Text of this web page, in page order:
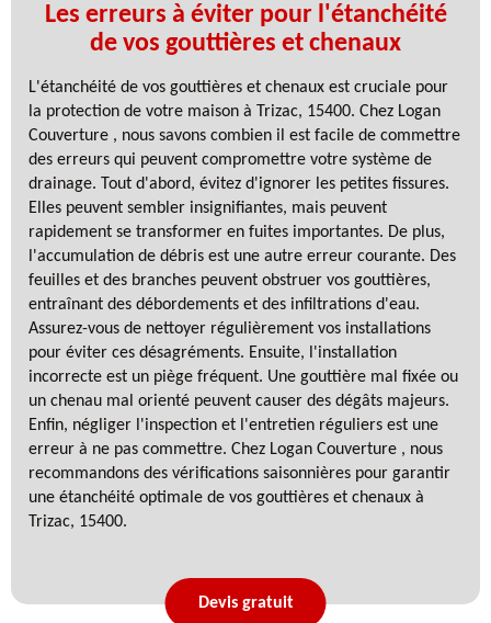
Les erreurs à éviter pour l'étanchéité
de vos gouttières et chenaux
L'étanchéité de vos gouttières et chenaux est cruciale pour
la protection de votre maison à Trizac, 15400. Chez Logan
Couverture , nous savons combien il est facile de commettre
des erreurs qui peuvent compromettre votre système de
drainage. Tout d'abord, évitez d'ignorer les petites fissures.
Elles peuvent sembler insignifiantes, mais peuvent
rapidement se transformer en fuites importantes. De plus,
l'accumulation de débris est une autre erreur courante. Des
feuilles et des branches peuvent obstruer vos gouttières,
entraînant des débordements et des infiltrations d'eau.
Assurez-vous de nettoyer régulièrement vos installations
pour éviter ces désagréments. Ensuite, l'installation
incorrecte est un piège fréquent. Une gouttière mal fixée ou
un chenau mal orienté peuvent causer des dégâts majeurs.
Enfin, négliger l'inspection et l'entretien réguliers est une
erreur à ne pas commettre. Chez Logan Couverture , nous
recommandons des vérifications saisonnières pour garantir
une étanchéité optimale de vos gouttières et chenaux à
Trizac, 15400.
Devis gratuit